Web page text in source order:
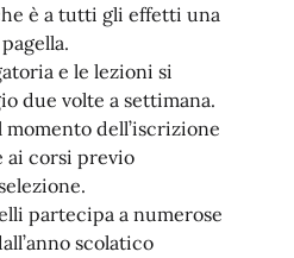
è a tutti gli effetti una
e le lezioni si
due volte a settimana.
momento dell’iscrizione
ai corsi previo
partecipa a numerose
scolatico